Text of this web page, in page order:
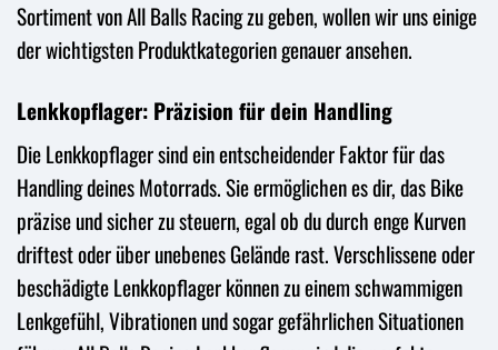
Sortiment von All Balls Racing zu geben, wollen wir uns einige
der wichtigsten Produktkategorien genauer ansehen.
Lenkkopflager: Präzision für dein Handling
Die Lenkkopflager sind ein entscheidender Faktor für das
Handling deines Motorrads. Sie ermöglichen es dir, das Bike
präzise und sicher zu steuern, egal ob du durch enge Kurven
driftest oder über unebenes Gelände rast. Verschlissene oder
beschädigte Lenkkopflager können zu einem schwammigen
Lenkgefühl, Vibrationen und sogar gefährlichen Situationen